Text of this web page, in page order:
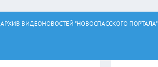
АРХИВ ВИДЕОНОВОСТЕЙ "НОВОСПАССКОГО ПОРТАЛА"